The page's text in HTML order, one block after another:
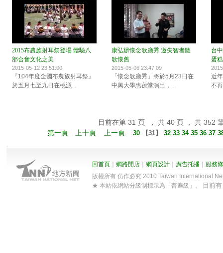
2015布農族射耳祭登場 體驗八
部合音文化之美
2015-05-12 23:51:00
『104年度全國布農族射耳祭』
於五月七至九日在桃源...
康弘辦懷念歌廳秀 邀失智者聽
歌懷舊
2015-05-06 23:47:09
「懷念歌廳秀」將於5月23日在
中興大學惠蓀堂演出，...
台
蛋
近
不
目前在第 31 頁 ， 共 40 頁 ， 共 352
第一頁
上十頁 上一頁 30 【31】 32 33 34 35 36 37
回首頁 網路開店 網頁設計 廣告托播
服務
版權所有 仿作必究 2010 Taiwan International
★ 本站依網站分級制標示為「普遍級」。
目前